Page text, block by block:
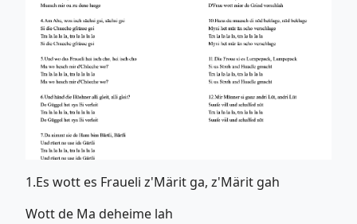
1.Es wott es Fraueli z'Märit ga, z'Märit gah
Wott de Ma deheime lah